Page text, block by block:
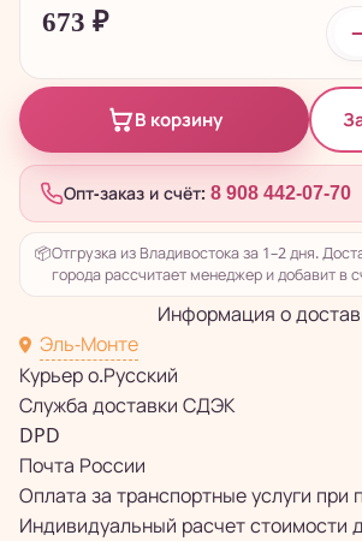
673 ₽ −
В корзину
Опт-заказ и счёт: 8 908 442-07-70
📦Отгрузка из Владивостока за 1–2 дня.
города рассчитает менеджер и добавит в
Информация о
Эль-Монте
Курьер о.Русский
Служба доставки СДЭК
DPD
Почта России
Оплата за транспортные услуги при
Индивидуальный расчет стоимости